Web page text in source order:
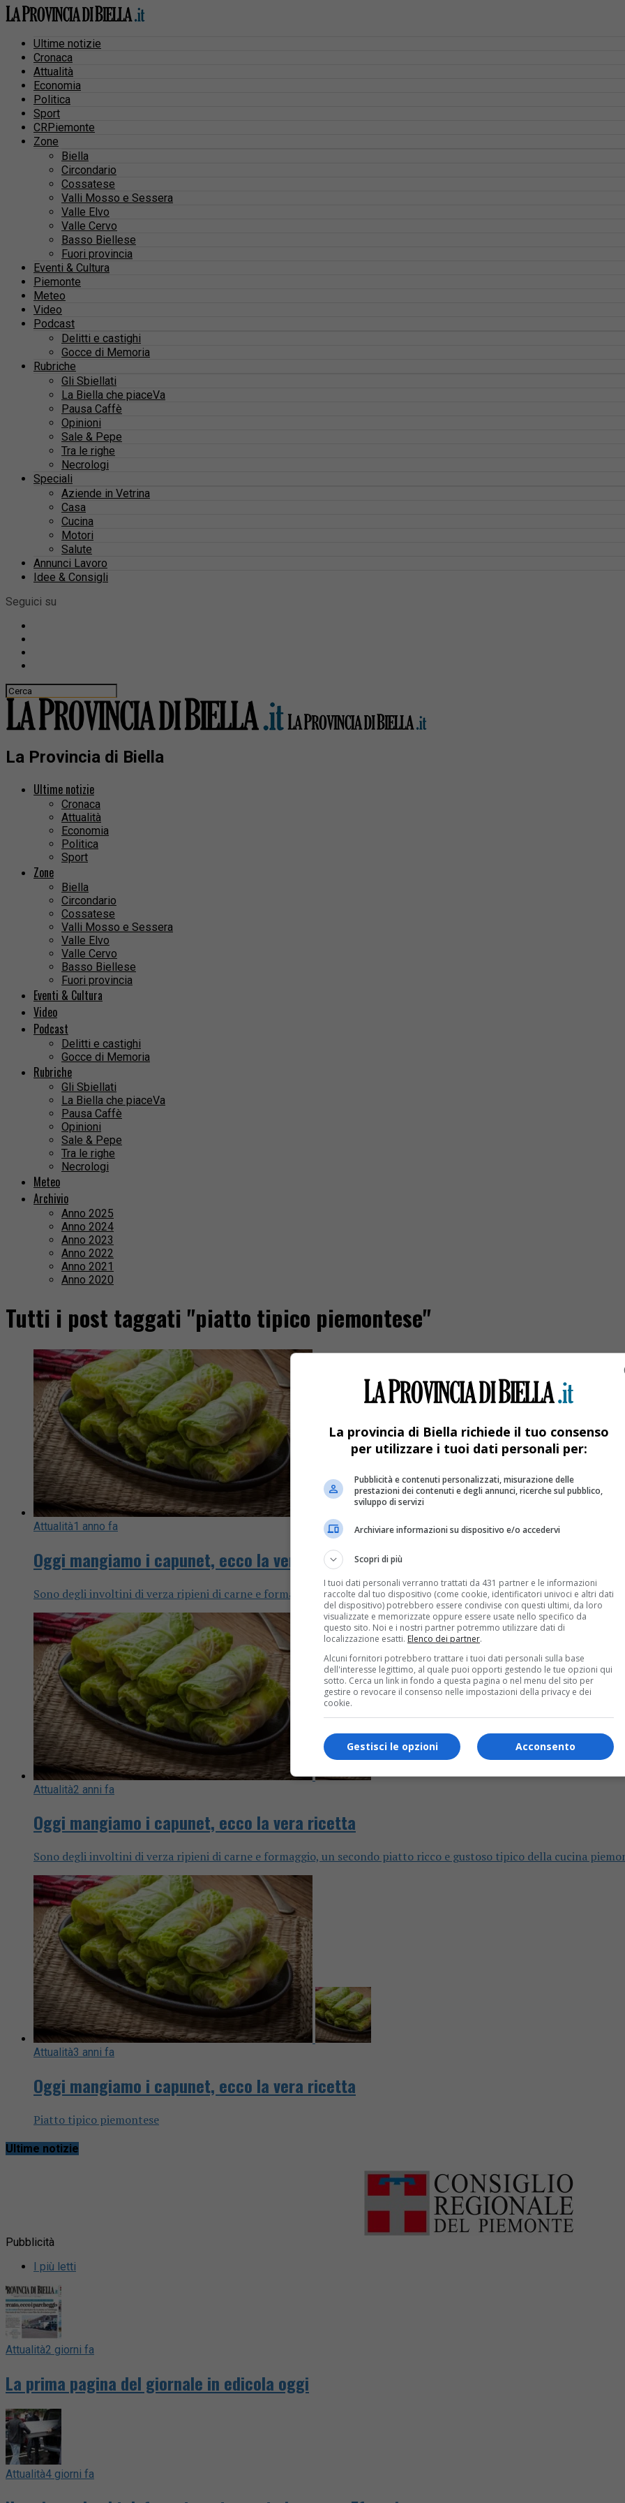
Ultime notizie
Cronaca
Attualità
Economia
Politica
Sport
CRPiemonte
Zone
Biella
Circondario
Cossatese
Valli Mosso e Sessera
Valle Elvo
Valle Cervo
Basso Biellese
Fuori provincia
Eventi & Cultura
Piemonte
Meteo
Video
Podcast
Delitti e castighi
Gocce di Memoria
Rubriche
Gli Sbiellati
La Biella che piaceVa
Pausa Caffè
Opinioni
Sale & Pepe
Tra le righe
Necrologi
Speciali
Aziende in Vetrina
Casa
Cucina
Motori
Salute
Annunci Lavoro
Idee & Consigli
Seguici su
La Provincia di Biella
Ultime notizie
Cronaca
Attualità
Economia
Politica
Sport
Zone
Biella
Circondario
Cossatese
Valli Mosso e Sessera
Valle Elvo
Valle Cervo
Basso Biellese
Fuori provincia
Eventi & Cultura
Video
Podcast
Delitti e castighi
Gocce di Memoria
Rubriche
Gli Sbiellati
La Biella che piaceVa
Pausa Caffè
Opinioni
Sale & Pepe
Tra le righe
Necrologi
Meteo
Archivio
Anno 2025
Anno 2024
Anno 2023
Anno 2022
Anno 2021
Anno 2020
Tutti i post taggati "piatto tipico piemontese"
Attualità1 anno fa
Oggi mangiamo i capunet, ecco la vera ricetta
Sono degli involtini di verza ripieni di carne e formaggio, un secondo piatto ricco e gustoso tipico della cucina
Attualità2 anni fa
Oggi mangiamo i capunet, ecco la vera ricetta
Sono degli involtini di verza ripieni di carne e formaggio, un secondo piatto ricco e gustoso tipico della cucina
Attualità3 anni fa
Oggi mangiamo i capunet, ecco la vera ricetta
Piatto tipico piemontese
Ultime notizie
Pubblicità
I più letti
Attualità2 giorni fa
La prima pagina del giornale in edicola oggi
Attualità4 giorni fa
La provincia di Biella richiede il tuo consenso
per utilizzare i tuoi dati personali per:
Pubblicità e contenuti personalizzati, misurazione delle
prestazioni dei contenuti e degli annunci, ricerche sul pubblico,
sviluppo di servizi
Archiviare informazioni su dispositivo e/o accedervi
Scopri di più
I tuoi dati personali verranno trattati da 431 partner e le informazioni
raccolte dal tuo dispositivo (come cookie, identificatori univoci e altri dati
del dispositivo) potrebbero essere condivise con questi ultimi, da loro
visualizzate e memorizzate oppure essere usate nello specifico da
questo sito. Noi e i nostri partner potremmo utilizzare dati di
localizzazione esatti. Elenco dei partner.
Alcuni fornitori potrebbero trattare i tuoi dati personali sulla base
dell'interesse legittimo, al quale puoi opporti gestendo le tue opzioni qui
sotto. Cerca un link in fondo a questa pagina o nel menu del sito per
gestire o revocare il consenso nelle impostazioni della privacy e dei
cookie.
Acconsento
Gestisci le opzioni